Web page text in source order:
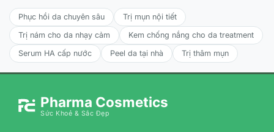
Phục hồi da chuyên sâu
Trị mụn nội tiết
Trị nám cho da nhạy cảm
Kem chống nắng cho da treatment
Serum HA cấp nước
Peel da tại nhà Trị thâm mụn
Pharma Cosmetics
Sức Khoẻ & Sắc Đẹp